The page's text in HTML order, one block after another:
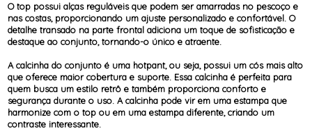
O top possui alças reguláveis que podem ser amarradas no pescoço e
nas costas, proporcionando um ajuste personalizado e confortável. O
detalhe transado na parte frontal adiciona um toque de sofisticação e
destaque ao conjunto, tornando-o único e atraente.
A calcinha do conjunto é uma hotpant, ou seja, possui um cós mais alto
que oferece maior cobertura e suporte. Essa calcinha é perfeita para
quem busca um estilo retrô e também proporciona conforto e
segurança durante o uso. A calcinha pode vir em uma estampa que
harmonize com o top ou em uma estampa diferente, criando um
contraste interessante.